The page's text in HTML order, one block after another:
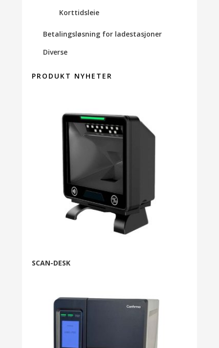
Korttidsleie
Betalingsløsning for ladestasjoner
Diverse
PRODUKT NYHETER
SCAN-DESK